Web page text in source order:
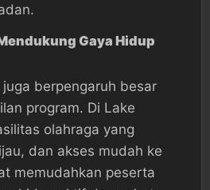
Gaya Hidup
berpengaruh besar
program. Di Lake
olahraga yang
dan akses mudah ke
memudahkan peserta